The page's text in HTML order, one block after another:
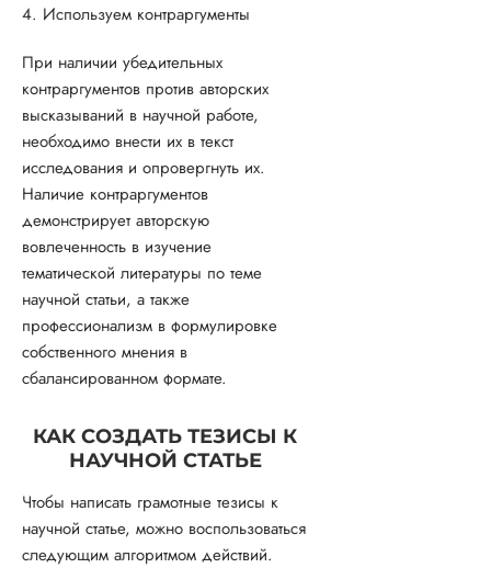
4. Используем контраргументы
При наличии убедительных
контраргументов против авторских
высказываний в научной работе,
необходимо внести их в текст
исследования и опровергнуть их.
Наличие контраргументов
демонстрирует авторскую
вовлеченность в изучение
тематической литературы по теме
научной статьи, а также
профессионализм в формулировке
собственного мнения в
сбалансированном формате.
КАК СОЗДАТЬ ТЕЗИСЫ К
НАУЧНОЙ СТАТЬЕ
Чтобы написать грамотные тезисы к
научной статье, можно воспользоваться
следующим алгоритмом действий.